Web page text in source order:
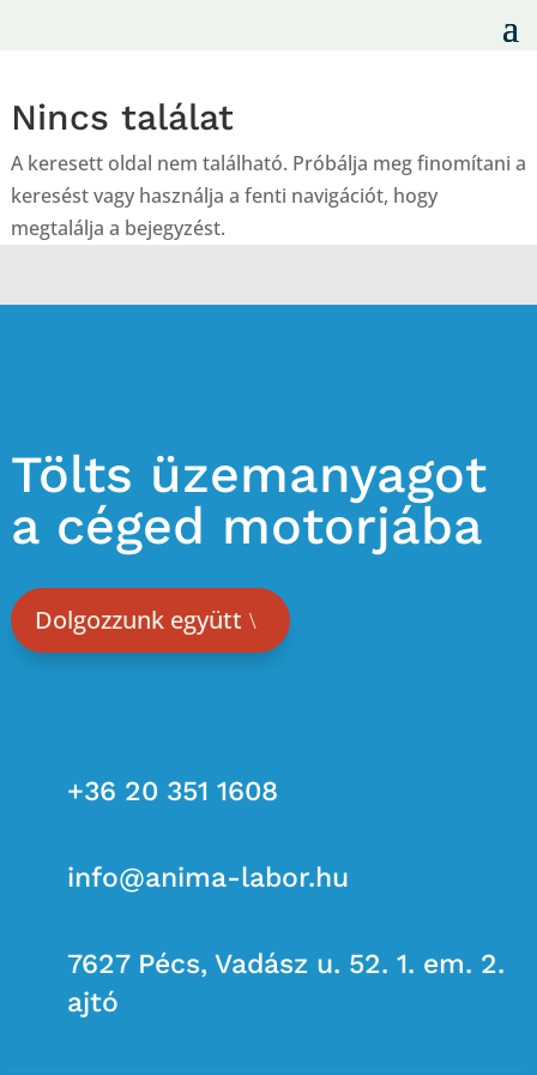
Nincs találat
A keresett oldal nem található. Próbálja meg finomítani a
keresést vagy használja a fenti navigációt, hogy
megtalálja a bejegyzést.
Tölts üzemanyagot
a céged motorjába
Dolgozzunk együtt
+36 20 351 1608
info@anima-labor.hu
7627 Pécs, Vadász u. 52. 1. em. 2.
ajtó